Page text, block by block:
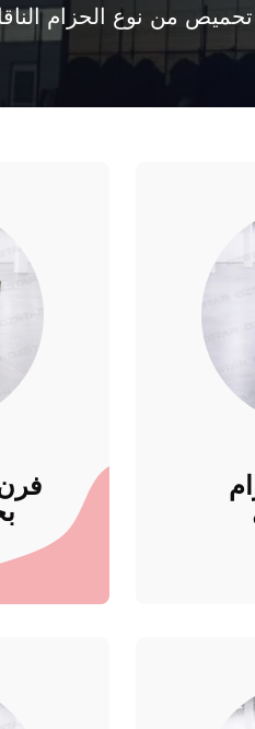
من نوع الحزام